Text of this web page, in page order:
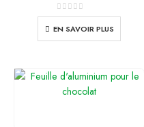
0de 5
EN SAVOIR PLUS